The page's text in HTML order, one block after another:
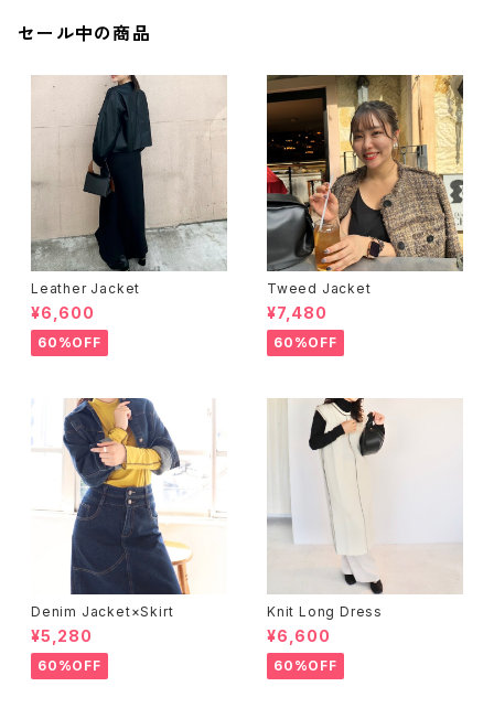
セール中の商品
Leather Jacket
¥6,600
60%OFF
Tweed Jacket
¥7,480
60%OFF
Denim Jacket×Skirt
¥5,280
60%OFF
Knit Long Dress
¥6,600
60%OFF